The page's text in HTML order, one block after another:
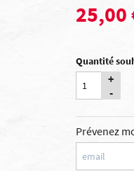
25,00
Quantité
+
-
Prévenez